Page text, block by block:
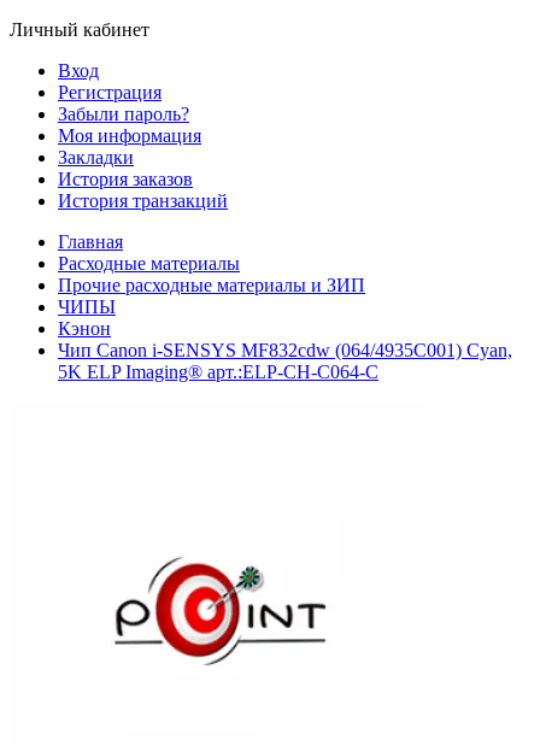
Личный кабинет
Вход
Регистрация
Забыли пароль?
Моя информация
Закладки
История заказов
История транзакций
Главная
Расходные материалы
Прочие расходные материалы и ЗИП
ЧИПЫ
Кэнон
Чип Canon i-SENSYS MF832cdw (064/4935C001) Cyan,
5K ELP Imaging® арт.:ELP-CH-C064-C